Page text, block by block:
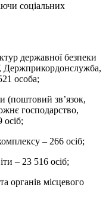
соціальних
державної безпеки
особа;
(поштовий зв’язок,
господарство,
осіб;
– 266 осіб;
– 23 516 осіб;
органів місцевого